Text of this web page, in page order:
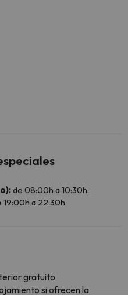
de 08:00h a 10:30h.
19:00h a 22:30h.
gratuito
si ofrecen la